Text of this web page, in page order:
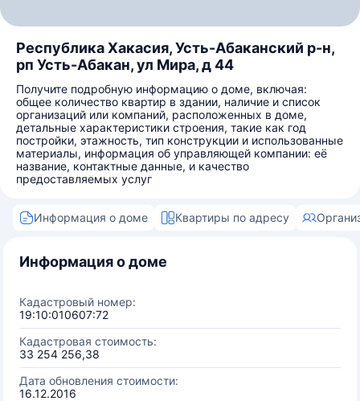
Республика Хакасия, Усть-Абаканский р-н,
рп Усть-Абакан, ул Мира, д 44
Получите подробную информацию о доме, включая:
общее количество квартир в здании, наличие и список
организаций или компаний, расположенных в доме,
детальные характеристики строения, такие как год
постройки, этажность, тип конструкции и использованные
материалы, информация об управляющей компании: её
название, контактные данные, и качество
предоставляемых услуг
Информация о доме Квартиры по адресу
Информация о доме
Кадастровый номер:
19:10:010607:72
Кадастровая стоимость:
33 254 256,38
Дата обновления стоимости:
16.12.2016